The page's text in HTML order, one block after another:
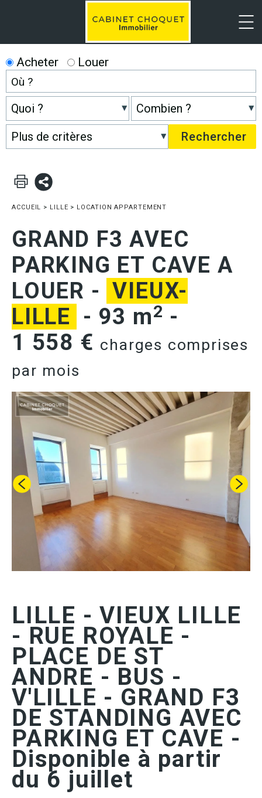
Acheter Louer
ACCUEIL > LILLE > LOCATION APPARTEMENT
GRAND F3 AVEC
PARKING ET CAVE A
LOUER - VIEUX-
LILLE - 93 m2 -
1 558 € charges comprises
par mois
LILLE - VIEUX LILLE
- RUE ROYALE -
PLACE DE ST
ANDRE - BUS -
V'LILLE - GRAND F3
DE STANDING AVEC
PARKING ET CAVE -
Disponible à partir
du 6 juillet